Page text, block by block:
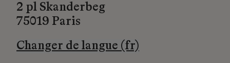
2 pl Skanderbeg
75019 Paris
Changer de langue (fr)